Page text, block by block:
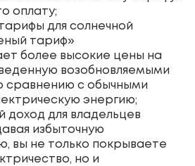
оплату;
для солнечной
тариф»
более высокие цены на
возобновляемыми
сравнению с обычными
энергию;
доход для владельцев
избыточную
вы не только покрываете
но и